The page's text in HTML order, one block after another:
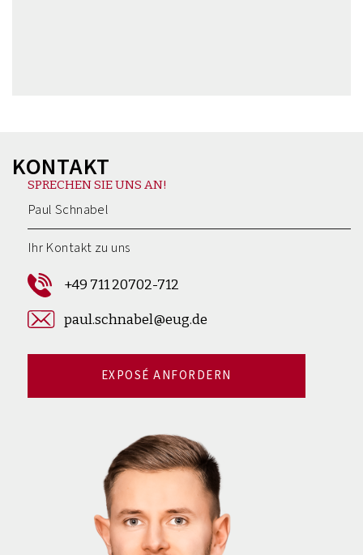
KONTAKT
SPRECHEN SIE UNS AN!
Paul Schnabel
Ihr Kontakt zu uns
+49 711 20702-712
paul.schnabel@eug.de
EXPOSÉ ANFORDERN